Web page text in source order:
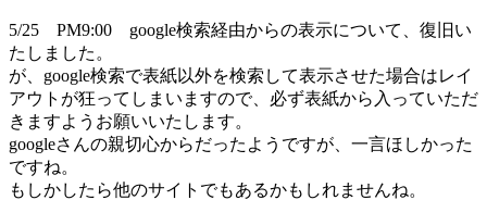
5/25 PM9:00 google検索経由からの表示について、復旧い
たしました。
が、google検索で表紙以外を検索して表示させた場合はレイ
アウトが狂ってしまいますので、必ず表紙から入っていただ
きますようお願いいたします。
googleさんの親切心からだったようですが、一言ほしかった
ですね。
もしかしたら他のサイトでもあるかもしれませんね。